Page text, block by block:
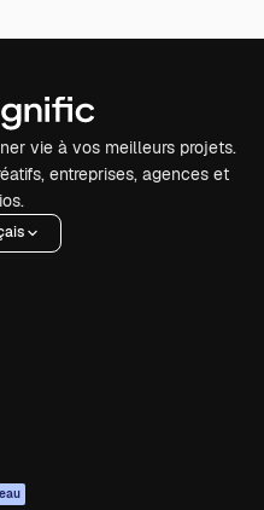
vie à vos meilleurs projets.
entreprises, agences et